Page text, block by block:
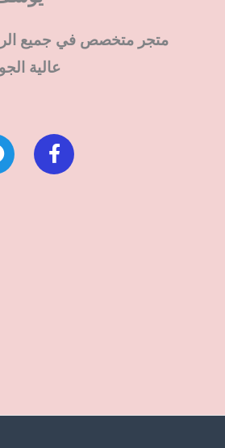
متجر متخصص في جميع
عالية